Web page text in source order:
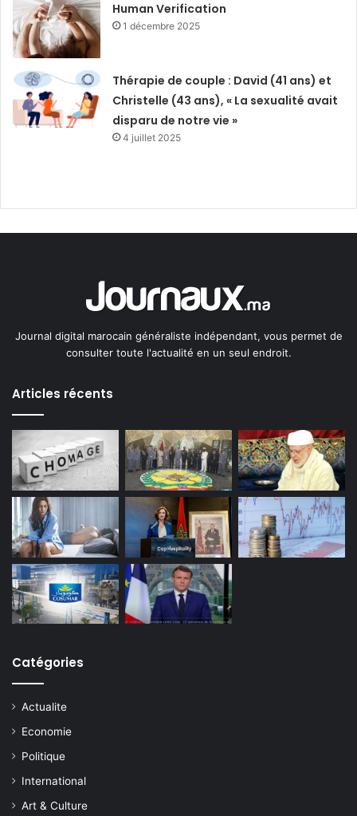
Human Verification
1 décembre 2025
Thérapie de couple : David (41 ans) et
Christelle (43 ans), « La sexualité avait
disparu de notre vie »
4 juillet 2025
Journal digital marocain généraliste indépendant, vous permet de
consulter toute l'actualité en un seul endroit.
Articles récents
Catégories
Actualite
Economie
Politique
International
Art & Culture